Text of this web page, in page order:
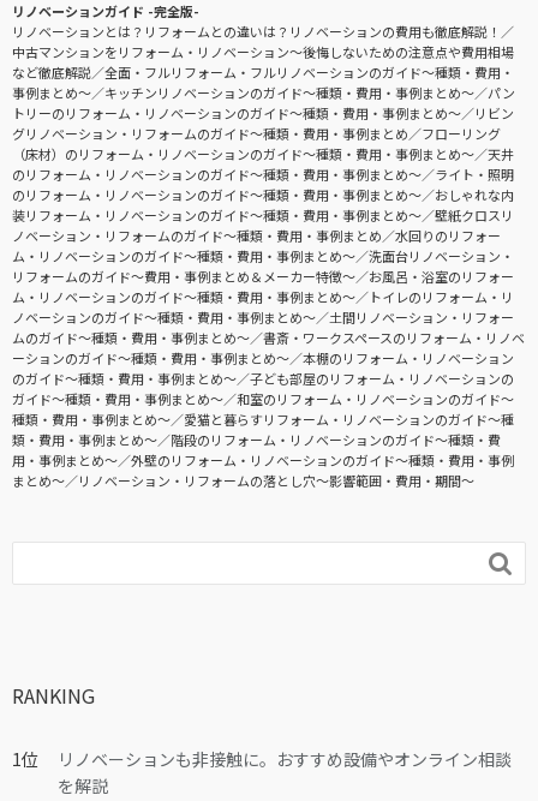
リノベーションガイド -完全版-
リノベーションとは？リフォームとの違いは？リノベーションの費用も徹底解説！
中古マンションをリフォーム・リノベーション〜後悔しないための注意点や費用相場
など徹底解説
全面・フルリフォーム・フルリノベーションのガイド〜種類・費用・
事例まとめ〜
キッチンリノベーションのガイド〜種類・費用・事例まとめ〜
パン
トリーのリフォーム・リノベーションのガイド〜種類・費用・事例まとめ〜
リビン
グリノベーション・リフォームのガイド〜種類・費用・事例まとめ
フローリング
（床材）のリフォーム・リノベーションのガイド〜種類・費用・事例まとめ〜
天井
のリフォーム・リノベーションのガイド〜種類・費用・事例まとめ〜
ライト・照明
のリフォーム・リノベーションのガイド〜種類・費用・事例まとめ〜
おしゃれな内
装リフォーム・リノベーションのガイド〜種類・費用・事例まとめ〜
壁紙クロスリ
ノベーション・リフォームのガイド〜種類・費用・事例まとめ
水回りのリフォー
ム・リノベーションのガイド〜種類・費用・事例まとめ〜
洗面台リノベーション・
リフォームのガイド〜費用・事例まとめ＆メーカー特徴〜
お風呂・浴室のリフォー
ム・リノベーションのガイド〜種類・費用・事例まとめ〜
トイレのリフォーム・リ
ノベーションのガイド〜種類・費用・事例まとめ〜
土間リノベーション・リフォー
ムのガイド〜種類・費用・事例まとめ〜
書斎・ワークスペースのリフォーム・リノベ
ーションのガイド〜種類・費用・事例まとめ〜
本棚のリフォーム・リノベーション
のガイド〜種類・費用・事例まとめ〜
子ども部屋のリフォーム・リノベーションの
ガイド〜種類・費用・事例まとめ〜
和室のリフォーム・リノベーションのガイド〜
種類・費用・事例まとめ〜
愛猫と暮らすリフォーム・リノベーションのガイド〜種
類・費用・事例まとめ〜
階段のリフォーム・リノベーションのガイド〜種類・費
用・事例まとめ〜
外壁のリフォーム・リノベーションのガイド〜種類・費用・事例
まとめ〜
リノベーション・リフォームの落とし穴～影響範囲・費用・期間～

RANKING
リノベーションも非接触に。おすすめ設備やオンライン相談
を解説